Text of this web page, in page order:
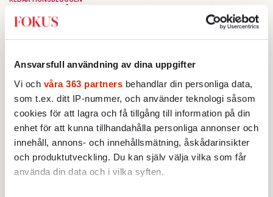
Ansvarsfull användning av dina uppgifter
Vi och våra 363 partners behandlar din personliga data,
som t.ex. ditt IP-nummer, och använder teknologi såsom
cookies för att lagra och få tillgång till information på din
enhet för att kunna tillhandahålla personliga annonser och
innehåll, annons- och innehållsmätning, åskådarinsikter
och produktutveckling. Du kan själv välja vilka som får
använda din data och i vilka syften.
Om Rosengård ”De skapar sitt eget samhälle”
Av: Henrik Malmsten
REDAKTIONSBLOGGEN
Himmelsk frid med paraply
Ladda fler
Mest lästa